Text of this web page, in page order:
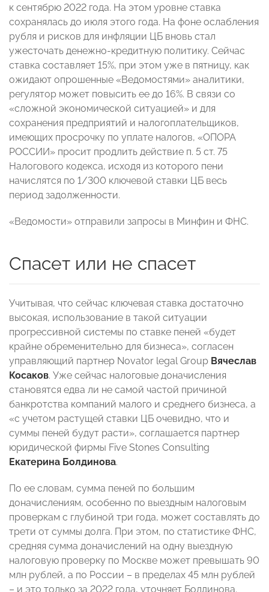
к сентябрю 2022 года. На этом уровне ставка
сохранялась до июля этого года. На фоне ослабления
рубля и рисков для инфляции ЦБ вновь стал
ужесточать денежно-кредитную политику. Сейчас
ставка составляет 15%, при этом уже в пятницу, как
ожидают опрошенные «Ведомостями» аналитики,
регулятор может повысить ее до 16%. В связи со
«сложной экономической ситуацией» и для
сохранения предприятий и налогоплательщиков,
имеющих просрочку по уплате налогов, «ОПОРА
РОССИИ» просит продлить действие п. 5 ст. 75
Налогового кодекса, исходя из которого пени
начислятся по 1/300 ключевой ставки ЦБ весь
период задолженности.
«Ведомости» отправили запросы в Минфин и ФНС.
Спасет или не спасет
Учитывая, что сейчас ключевая ставка достаточно
высокая, использование в такой ситуации
прогрессивной системы по ставке пеней «будет
крайне обременительно для бизнеса», согласен
управляющий партнер Novator legal Group Вячеслав
Косаков. Уже сейчас налоговые доначисления
становятся едва ли не самой частой причиной
банкротства компаний малого и среднего бизнеса, а
«с учетом растущей ставки ЦБ очевидно, что и
суммы пеней будут расти», соглашается партнер
юридической фирмы Five Stones Consulting
Екатерина Болдинова.
По ее словам, сумма пеней по большим
доначислениям, особенно по выездным налоговым
проверкам с глубиной три года, может составлять до
трети от суммы долга. При этом, по статистике ФНС,
средняя сумма доначислений на одну выездную
налоговую проверку по Москве может превышать 90
млн рублей, а по России – в пределах 45 млн рублей
– и это только за 2022 года, уточняет Болдинова.